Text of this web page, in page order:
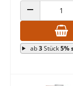
ANZAHL
ab3Stück5%